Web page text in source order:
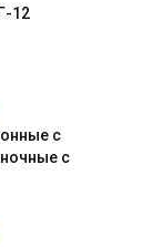
12
с
с